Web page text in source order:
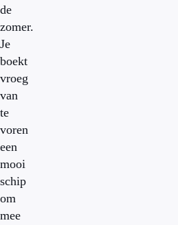
de
zomer.
Je
boekt
vroeg
van
te
voren
een
mooi
schip
om
mee